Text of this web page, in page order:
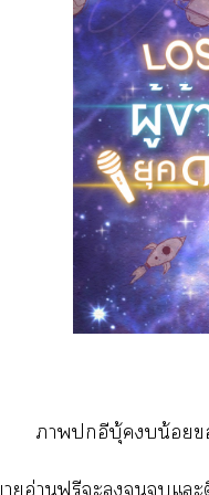
าอีบุ้บน้